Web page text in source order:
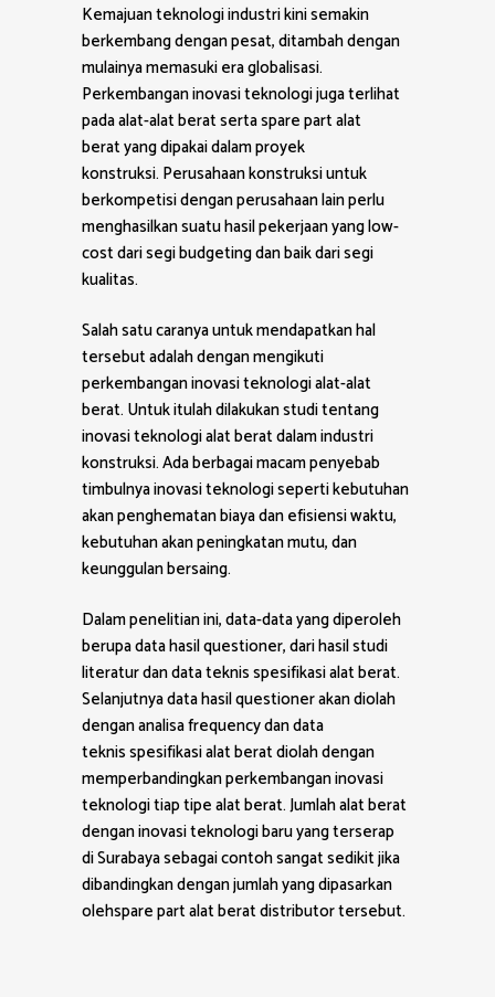
Kemajuan teknologi industri kini semakin
berkembang dengan pesat, ditambah dengan
mulainya memasuki era globalisasi.
Perkembangan inovasi teknologi juga terlihat
pada alat-alat berat serta spare part alat
berat yang dipakai dalam proyek
konstruksi. Perusahaan konstruksi untuk
berkompetisi dengan perusahaan lain perlu
menghasilkan suatu hasil pekerjaan yang low-
cost dari segi budgeting dan baik dari segi
kualitas.
Salah satu caranya untuk mendapatkan hal
tersebut adalah dengan mengikuti
perkembangan inovasi teknologi alat-alat
berat. Untuk itulah dilakukan studi tentang
inovasi teknologi alat berat dalam industri
konstruksi. Ada berbagai macam penyebab
timbulnya inovasi teknologi seperti kebutuhan
akan penghematan biaya dan efisiensi waktu,
kebutuhan akan peningkatan mutu, dan
keunggulan bersaing.
Dalam penelitian ini, data-data yang diperoleh
berupa data hasil questioner, dari hasil studi
literatur dan data teknis spesifikasi alat berat.
Selanjutnya data hasil questioner akan diolah
dengan analisa frequency dan data
teknis spesifikasi alat berat diolah dengan
memperbandingkan perkembangan inovasi
teknologi tiap tipe alat berat. Jumlah alat berat
dengan inovasi teknologi baru yang terserap
di Surabaya sebagai contoh sangat sedikit jika
dibandingkan dengan jumlah yang dipasarkan
olehspare part alat berat distributor tersebut.